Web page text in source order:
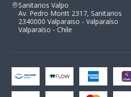
Sanitarios Valpo
Av. Pedro Montt 2317, Sanitarios
2340000 Valparaiso - Valparaíso
Valparaíso - Chile